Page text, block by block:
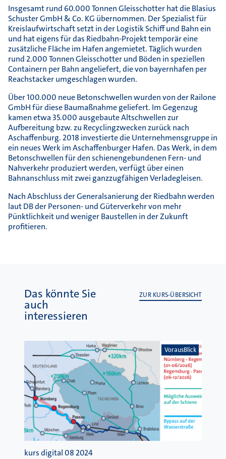
Insgesamt rund 60.000 Tonnen Gleisschotter hat die Blasius
Schuster GmbH & Co. KG übernommen. Der Spezialist für
Kreislaufwirtschaft setzt in der Logistik Schiff und Bahn ein
und hat eigens für das Riedbahn-Projekt temporär eine
zusätzliche Fläche im Hafen angemietet. Täglich wurden
rund 2.000 Tonnen Gleisschotter und Böden in speziellen
Containern per Bahn angeliefert, die von bayernhafen per
Reachstacker umgeschlagen wurden.
Über 100.000 neue Betonschwellen wurden von der Railone
GmbH für diese Baumaßnahme geliefert. Im Gegenzug
kamen etwa 35.000 ausgebaute Altschwellen zur
Aufbereitung bzw. zu Recyclingzwecken zurück nach
Aschaffenburg. 2018 investierte die Unternehmensgruppe in
ein neues Werk im Aschaffenburger Hafen. Das Werk, in dem
Betonschwellen für den schienengebundenen Fern- und
Nahverkehr produziert werden, verfügt über einen
Bahnanschluss mit zwei ganzzugfähigen Verladegleisen.
Nach Abschluss der Generalsanierung der Riedbahn werden
laut DB der Personen- und Güterverkehr von mehr
Pünktlichkeit und weniger Baustellen in der Zukunft
profitieren.
Das könnte Sie
auch
interessieren
ZUR KURS-ÜBERSICHT
VorausBlick
kurs digital 08 2024